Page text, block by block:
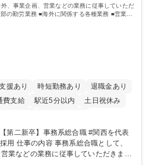
、事業企画、営業などの業務に従事していただ
の勤労業務 ■海外に関係する各種業務 ■営業部
援あり 時短勤務あり
退職金あり
費支給 駅近5分以内
土日祝休み
して、
業などの業務に従事していただきま